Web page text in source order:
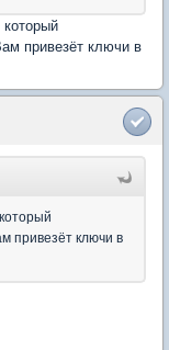
привезёт ключи в
привезёт ключи в